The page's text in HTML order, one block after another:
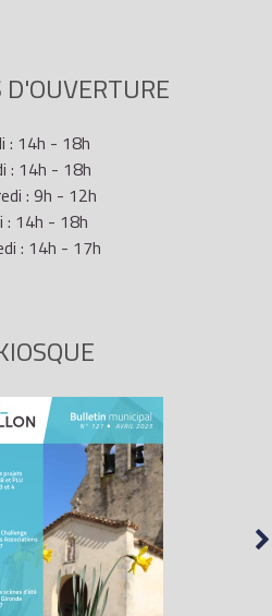
D'OUVERTURE
: 14h - 18h
: 14h - 18h
: 9h - 12h
: 14h - 18h
: 14h - 17h